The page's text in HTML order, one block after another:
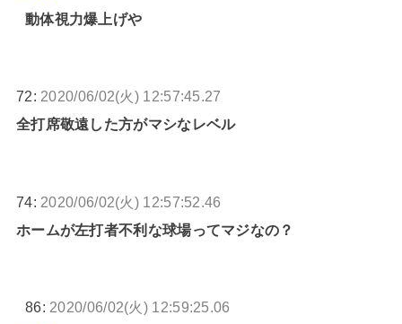
動体視力爆上げや
72: 2020/06/02(火) 12:57:45.27
全打席敬遠した方がマシなレベル
74: 2020/06/02(火) 12:57:52.46
ホームが左打者不利な球場ってマジなの？
86: 2020/06/02(火) 12:59:25.06